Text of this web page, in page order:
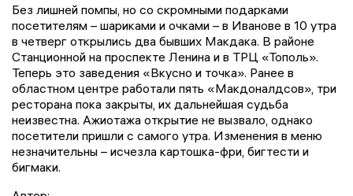
Без лишней помпы, но со скромными подарками
посетителям – шариками и очками – в Иванове в 10 утра
в четверг открылись два бывших Макдака. В районе
Станционной на проспекте Ленина и в ТРЦ «Тополь».
Теперь это заведения «Вкусно и точка». Ранее в
областном центре работали пять «Макдоналдсов», три
ресторана пока закрыты, их дальнейшая судьба
неизвестна. Ажиотажа открытие не вызвало, однако
посетители пришли с самого утра. Изменения в меню
незначительны – исчезла картошка-фри, бигтести и
бигмаки.